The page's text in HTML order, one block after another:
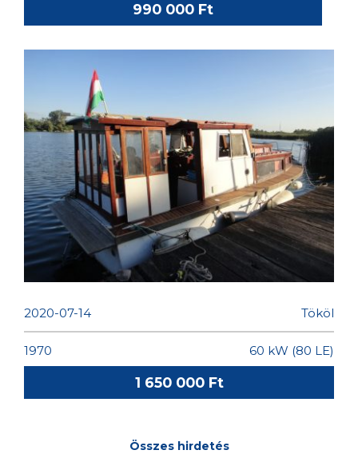
990 000 Ft
6 SZEMÉLYES LAKÓHAJÓ ELADÓ
2020-07-14 Tököl
1970 60 kW (80 LE)
1 650 000 Ft
Összes hirdetés